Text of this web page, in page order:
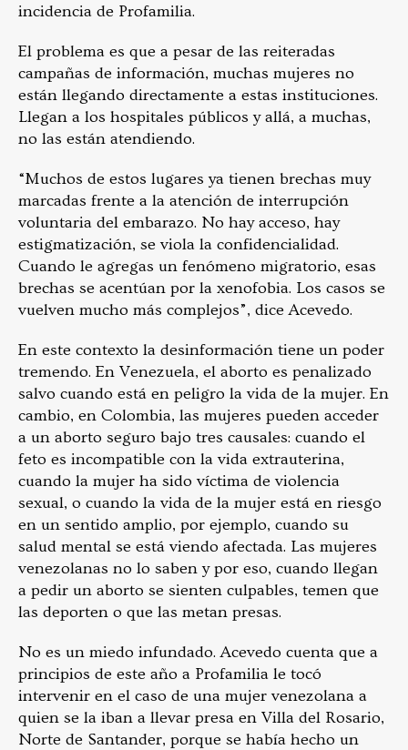
incidencia de Profamilia.
El problema es que a pesar de las reiteradas
campañas de información, muchas mujeres no
están llegando directamente a estas instituciones.
Llegan a los hospitales públicos y allá, a muchas,
no las están atendiendo.
“Muchos de estos lugares ya tienen brechas muy
marcadas frente a la atención de interrupción
voluntaria del embarazo. No hay acceso, hay
estigmatización, se viola la confidencialidad.
Cuando le agregas un fenómeno migratorio, esas
brechas se acentúan por la xenofobia. Los casos se
vuelven mucho más complejos”, dice Acevedo.
En este contexto la desinformación tiene un poder
tremendo. En Venezuela, el aborto es penalizado
salvo cuando está en peligro la vida de la mujer. En
cambio, en Colombia, las mujeres pueden acceder
a un aborto seguro bajo tres causales: cuando el
feto es incompatible con la vida extrauterina,
cuando la mujer ha sido víctima de violencia
sexual, o cuando la vida de la mujer está en riesgo
en un sentido amplio, por ejemplo, cuando su
salud mental se está viendo afectada. Las mujeres
venezolanas no lo saben y por eso, cuando llegan
a pedir un aborto se sienten culpables, temen que
las deporten o que las metan presas.
No es un miedo infundado. Acevedo cuenta que a
principios de este año a Profamilia le tocó
intervenir en el caso de una mujer venezolana a
quien se la iban a llevar presa en Villa del Rosario,
Norte de Santander, porque se había hecho un